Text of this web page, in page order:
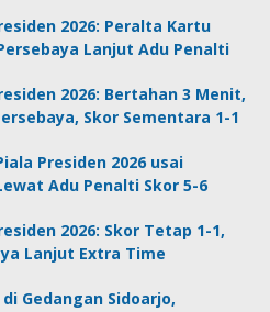
2026: Peralta Kartu
Lanjut Adu Penalti
2026: Bertahan 3 Menit,
Skor Sementara 1-1
Presiden 2026 usai
Adu Penalti Skor 5-6
2026: Skor Tetap 1-1,
Lanjut Extra Time
Gedangan Sidoarjo,